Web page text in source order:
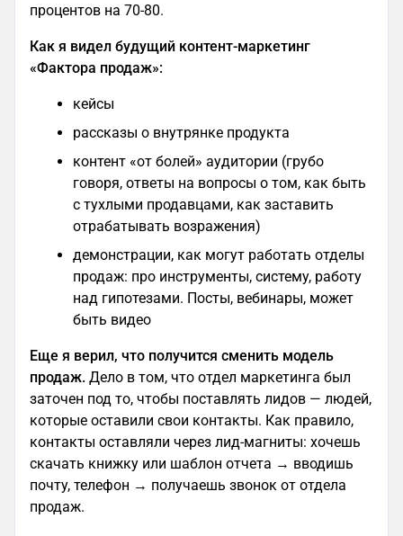
процентов на 70-80.
Как я видел будущий контент-маркетинг
«Фактора продаж»:
кейсы
рассказы о внутрянке продукта
контент «от болей» аудитории (грубо
говоря, ответы на вопросы о том, как быть
с тухлыми продавцами, как заставить
отрабатывать возражения)
демонстрации, как могут работать отделы
продаж: про инструменты, систему, работу
над гипотезами. Посты, вебинары, может
быть видео
Еще я верил, что получится сменить модель
продаж. Дело в том, что отдел маркетинга был
заточен под то, чтобы поставлять лидов — людей,
которые оставили свои контакты. Как правило,
контакты оставляли через лид-магниты: хочешь
скачать книжку или шаблон отчета → вводишь
почту, телефон → получаешь звонок от отдела
продаж.